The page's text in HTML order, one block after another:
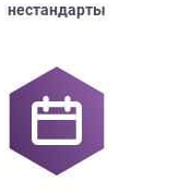
нестандарты